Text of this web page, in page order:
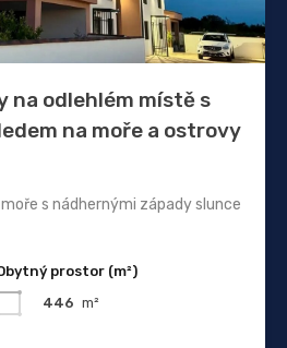
na odlehlém místě s
na moře a ostrovy
s nádhernými západy slunce
prostor (m²)
446 m²